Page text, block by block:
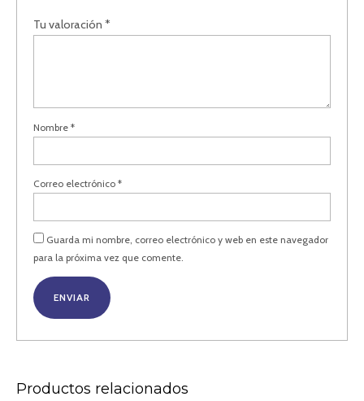
Tu valoración*
Nombre*
Correo electrónico*
Guarda mi nombre, correo electrónico y web en este navegador
para la próxima vez que comente.
Productos relacionados